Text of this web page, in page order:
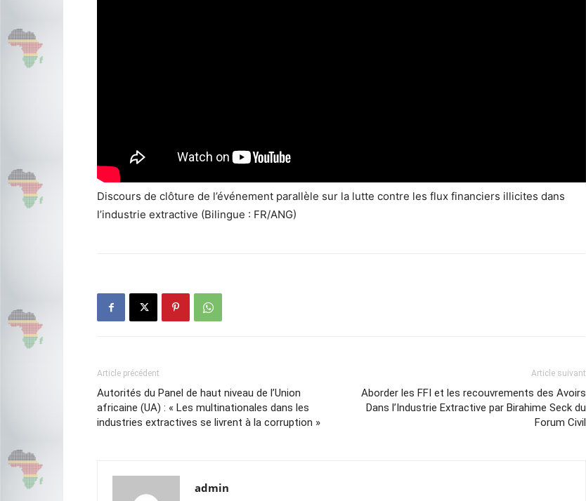
Discours de clôture de l’événement parallèle sur la lutte contre les flux financiers illicites dans
l’industrie extractive (Bilingue : FR/ANG)
Article précédent
Autorités du Panel de haut niveau de l’Union
africaine (UA) : « Les multinationales dans les
industries extractives se livrent à la corruption »
Article suivant
Aborder les FFI et les recouvrements des Avoirs
Dans l’Industrie Extractive par Birahime Seck du
Forum Civil
admin